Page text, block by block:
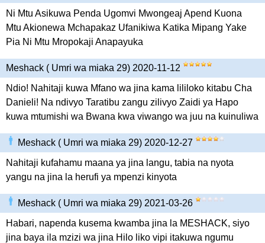
Ni Mtu Asikuwa Penda Ugomvi Mwongeaj Apend Kuona
Mtu Akionewa Mchapakaz Ufanikiwa Katika Mipang Yake
Pia Ni Mtu Mropokaji Anapayuka
Meshack ( Umri wa miaka 29) 2020-11-12
Ndio! Nahitaji kuwa Mfano wa jina kama lililoko kitabu Cha
Danieli! Na ndivyo Taratibu zangu zilivyo Zaidi ya Hapo
kuwa mtumishi wa Bwana kwa viwango wa juu na kuinuliwa
Meshack ( Umri wa miaka 29) 2020-12-27
Nahitaji kufahamu maana ya jina langu, tabia na nyota
yangu na jina la herufi ya mpenzi kinyota
Meshack ( Umri wa miaka 29) 2021-03-26
Habari, napenda kusema kwamba jina la MESHACK, siyo
jina baya ila mzizi wa jina Hilo liko vipi itakuwa ngumu